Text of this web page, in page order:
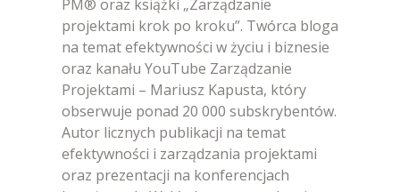
PM® oraz książki „Zarządzanie
projektami krok po kroku”. Twórca bloga
na temat efektywności w życiu i biznesie
oraz kanału YouTube Zarządzanie
Projektami – Mariusz Kapusta, który
obserwuje ponad 20 000 subskrybentów.
Autor licznych publikacji na temat
efektywności i zarządzania projektami
oraz prezentacji na konferencjach